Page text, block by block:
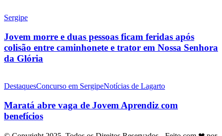
Sergipe
Jovem morre e duas pessoas ficam feridas após
colisão entre caminhonete e trator em Nossa Senhora
da Glória
DestaquesConcurso em SergipeNotícias de Lagarto
Maratá abre vaga de Jovem Aprendiz com
benefícios